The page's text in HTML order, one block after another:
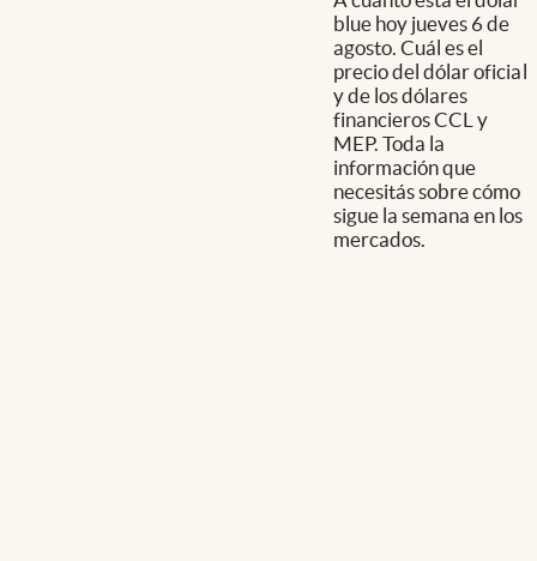
blue hoy jueves 6 de
agosto. Cuál es el
precio del dólar oficial
y de los dólares
financieros CCL y
MEP. Toda la
información que
necesitás sobre cómo
sigue la semana en los
mercados.